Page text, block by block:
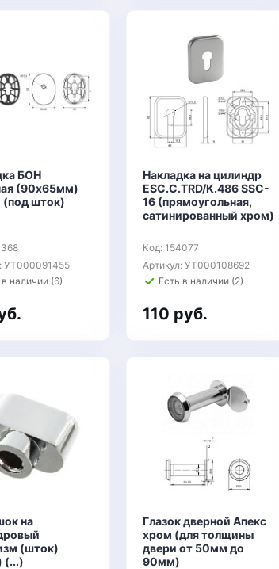
БОН
(90х65мм)
шток)
УТ000091455
в наличии (6)
Накладка на цилиндр
ESC.C.TRD/K.486 SSC-
16 (прямоугольная,
сатинированный хром)
Код: 154077
Артикул: УТ000108692
Есть в наличии (2)
110 руб.
на
(шток)
(...)
Глазок дверной Апекс
хром (для толщины
двери от 50мм до
90мм)